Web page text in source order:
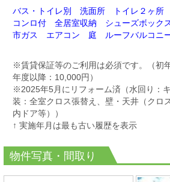
バス・トイレ別 洗面所 トイレ２ヶ
コンロ付 全居室収納 シューズボッ
市ガス エアコン 庭 ルーフバルコニ
※賃貸保証等のご利用は必須です。
（初
年度以降：10,000円）
※2025年5月にリフォーム済（水回り：
装： 全室クロス張替え、壁・天井（クロ
内ドア等））
↑ 実施年月は最も古い履歴を表示
物件写真・間取り